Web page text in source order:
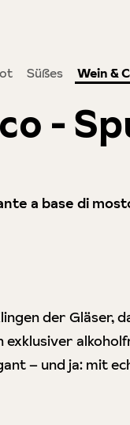
Süßes Wein &
-
a base di
der Gläser,
exklusiver
– und ja: mit